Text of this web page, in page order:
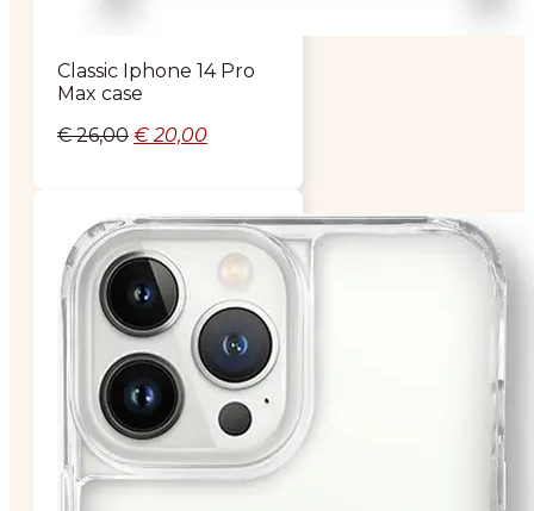
Classic Iphone 14 Pro
Max case
€26,00 Oorspronkelijke
€20,00Huidige